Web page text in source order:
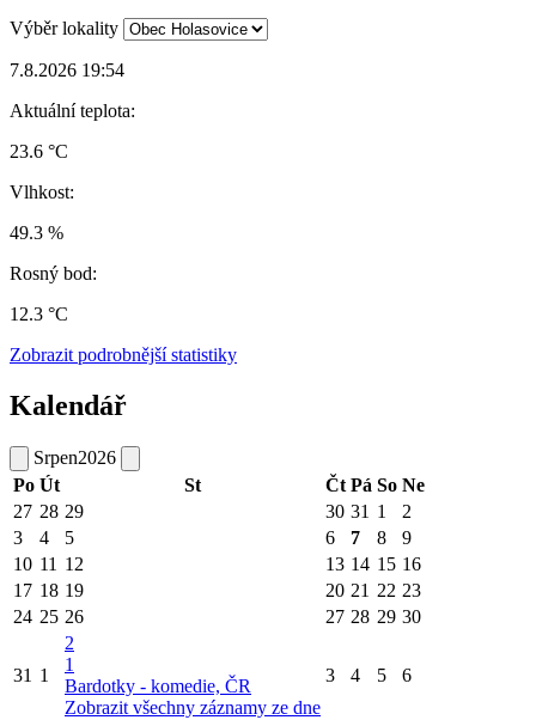
Výběr lokality
7.8.2026 19:54
Aktuální teplota:
23.6 °C
Vlhkost:
49.3 %
Rosný bod:
12.3 °C
Zobrazit podrobnější statistiky
Kalendář
Srpen2026
Po Út St Čt Pá So Ne
27 28 29 30 31 1
2
3
4 5 6 7 8
9
10 11 12 13 14 15 16
17 18 19 20 21 22 23
24 25 26 27 28 29 30
31 1
2
1
Bardotky - komedie, ČR
Zobrazit všechny záznamy ze dne
3 4 5 6